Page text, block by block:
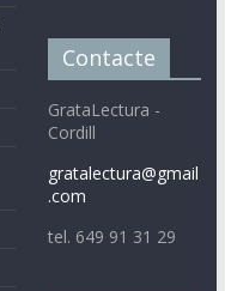
Contacte
GrataLectura -
Cordill
gratalectura@gmail
.com
tel. 649 91 31 29